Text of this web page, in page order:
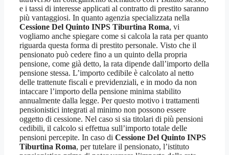
e i tassi di interesse applicati al contratto di prestito saranno
più vantaggiosi. In quanto agenzia specializzata nella
Cessione Del Quinto INPS Tiburtina Roma, vi
vogliamo anche spiegare come si calcola la rata per quanto
riguarda questa forma di prestito personale. Visto che il
pensionato può cedere fino a un quinto della propria
pensione, come già detto, la rata dipende dall’importo della
pensione stessa. L’importo cedibile è calcolato al netto
delle trattenute fiscali e previdenziali, e in modo da non
intaccare l’importo della pensione minima stabilito
annualmente dalla legge. Per questo motivo i trattamenti
pensionistici integrati al minimo non possono essere
oggetto di cessione. Nel caso si sia titolari di più pensioni
cedibili, il calcolo si effettua sull’importo totale delle
pensioni percepite. In caso di Cessione Del Quinto INPS
Tiburtina Roma, per tutelare il pensionato, l’istituto